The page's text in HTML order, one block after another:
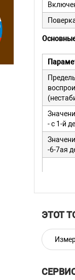
- с 1-й
-6-7ая
Масса,
ЭТОТ